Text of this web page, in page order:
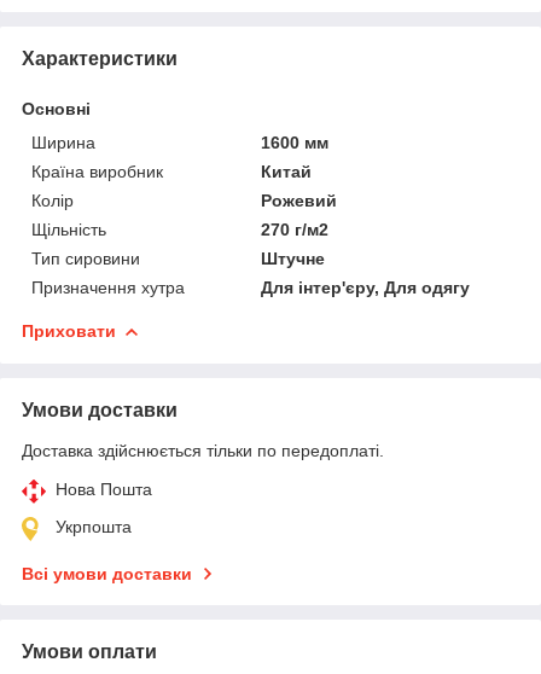
Характеристики
Основні
Ширина
1600 мм
Країна виробник
Китай
Колір
Рожевий
Щільність
270 г/м2
Тип сировини
Штучне
Призначення хутра
Для інтер'єру, Для одягу
Приховати
Умови доставки
Доставка здійснюється тільки по передоплаті.
Нова Пошта
Укрпошта
Всі умови доставки
Умови оплати